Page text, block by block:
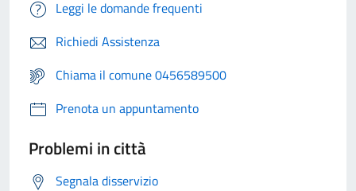
Leggi le domande frequenti
Richiedi Assistenza
Chiama il comune 0456589500
Prenota un appuntamento
Problemi in città
Segnala disservizio